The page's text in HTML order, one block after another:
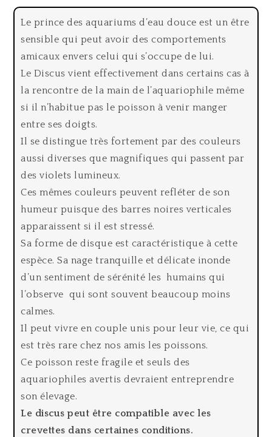
Le prince des aquariums d’eau douce est un être
sensible qui peut avoir des comportements
amicaux envers celui qui s’occupe de lui.
Le Discus vient effectivement dans certains cas à
la rencontre de la main de l’aquariophile même
si il n’habitue pas le poisson à venir manger
entre ses doigts.
Il se distingue très fortement par des couleurs
aussi diverses que magnifiques qui passent par
des violets lumineux.
Ces mêmes couleurs peuvent refléter de son
humeur puisque des barres noires verticales
apparaissent si il est stressé.
Sa forme de disque est caractéristique à cette
espèce. Sa nage tranquille et délicate inonde
d’un sentiment de sérénité les humains qui
l’observe qui sont souvent beaucoup moins
calmes.
Il peut vivre en couple unis pour leur vie, ce qui
est très rare chez nos amis les poissons.
Ce poisson reste fragile et seuls des
aquariophiles avertis devraient entreprendre
son élevage.
Le discus peut être compatible avec les
crevettes dans certaines conditions.